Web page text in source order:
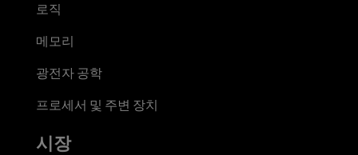
로직
메모리
광전자 공학
프로세서 및 주변 장치
시장